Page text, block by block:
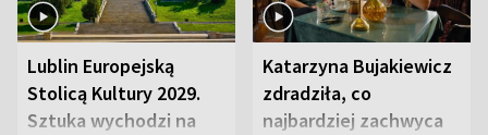
Lublin Europejską
Stolicą Kultury 2029.
Sztuka wychodzi na
Katarzyna Bujakiewicz
zdradziła, co
najbardziej zachwyca